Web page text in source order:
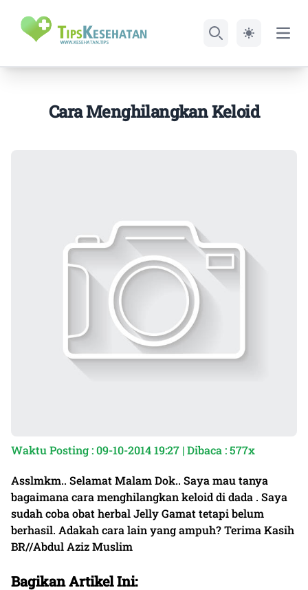
Cara Menghilangkan Keloid
Waktu Posting : 09-10-2014 19:27 | Dibaca : 577x
Asslmkm.. Selamat Malam Dok.. Saya mau tanya
bagaimana cara menghilangkan keloid di dada . Saya
sudah coba obat herbal Jelly Gamat tetapi belum
berhasil. Adakah cara lain yang ampuh? Terima Kasih
BR//Abdul Aziz Muslim
Bagikan Artikel Ini: